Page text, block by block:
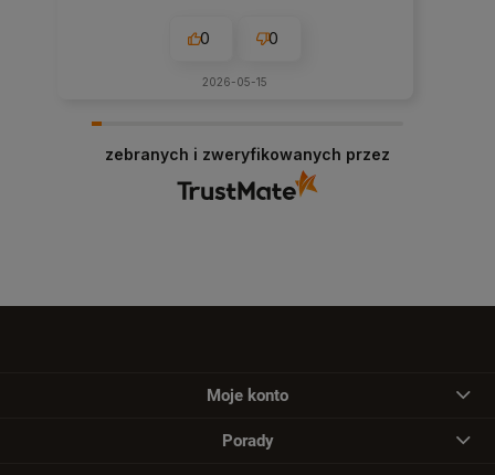
0 0
2026-05-15
zebranych i zweryfikowanych przez
Moje konto
Porady